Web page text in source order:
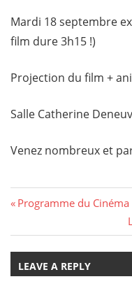
Mardi 18 septembre
film dure 3h15 !)
Projection du film +
Salle Catherine
Venez nombreux et
Navigation
de
l’article
Previous
Programme du
LEAVE A REPLY